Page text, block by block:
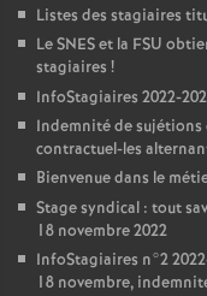
Listes des stagiaires
LeSNESet la FSU
stagiaires !
InfoStagiaires 2022-
Indemnité de
contractuel-les
Bienvenue dans le
Stage syndical : tout
18 novembre 2022
InfoStagiaires n°2
18 novembre,